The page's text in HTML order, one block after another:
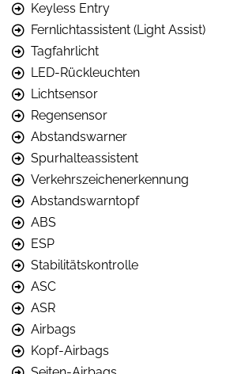
Keyless Entry
Fernlichtassistent (Light Assist)
Tagfahrlicht
LED-Rückleuchten
Lichtsensor
Regensensor
Abstandswarner
Spurhalteassistent
Verkehrszeichenerkennung
Abstandswarntopf
ABS
ESP
Stabilitätskontrolle
ASC
ASR
Airbags
Kopf-Airbags